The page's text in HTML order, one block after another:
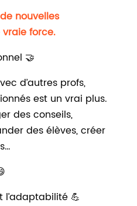
nouvelles
vraie force.
🤝
d’autres profs,
est un vrai plus.
des conseils,
des élèves, créer
l’adaptabilité 💪